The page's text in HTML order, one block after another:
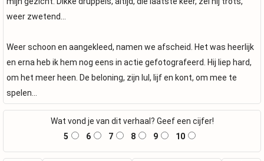
weer zwetend…
Weer schoon en aangekleed, namen we afscheid. Het was heerlijk
en erna heb ik hem nog eens in actie gefotografeerd. Hij liep hard,
om het meer heen. De beloning, zijn lul, lijf en kont, om mee te
spelen…
Wat vond je van dit verhaal? Geef een cijfer!
5
6 7 8 9 10